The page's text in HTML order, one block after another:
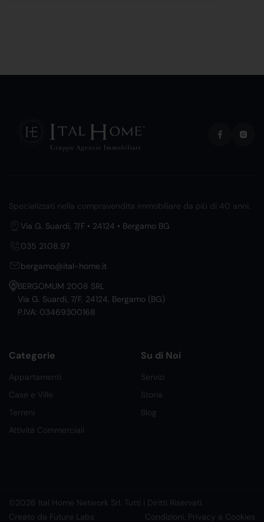
Specializzati nella compravendita immobiliare da più di 40 anni.
Via G. Suardi, 7/F • 24124 • Bergamo BG
035 21.08.97
bergamo@ital-home.it
BERGOMUM 2008 SRL
Via G. Suardi, 7/F, 24124, Bergamo (BG)
P.IVA: 03469300168
Categorie
Appartamenti
Case e Ville
Terreni
Attività Commerciali
Su di Noi
Servizi
Storia
Blog
©2026 Ital Home Network Srl. Tutti i Diritti Riservati.
Creato da Future Labs
Condizioni, Privacy e Cookies